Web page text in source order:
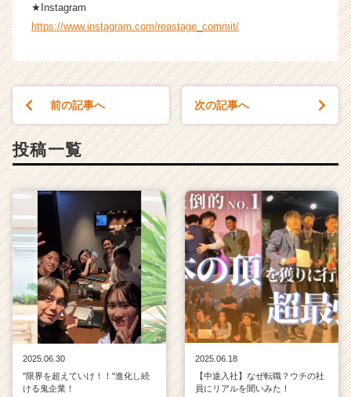
★Instagram
https://www.instagram.com/reastage_commit/
前の記事へ 次の記事へ
投稿一覧
2025.06.30
"限界を超えていけ！！"進化し続
ける鬼企業！
2025.06.18
【中途入社】なぜ転職？ウチの社
員にリアルを聞いみた！